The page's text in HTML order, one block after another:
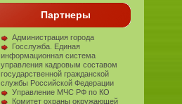
Партнеры
Администрация города
Госслужба. Единая
информационная система
управления кадровым составом
государственной гражданской
службы Российской Федерации
Управление МЧС РФ по КО
Комитет охраны окружающей